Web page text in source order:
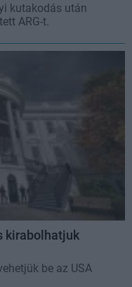
kutakodás után
ARG-t.
kirabolhatjuk
be az USA